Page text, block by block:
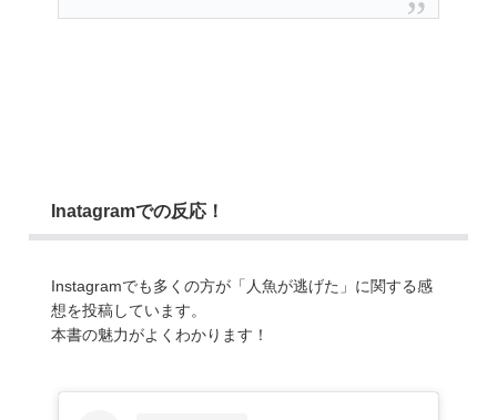
Inatagramでの反応！
Instagramでも多くの方が「人魚が逃げた」に関する感
想を投稿しています。
本書の魅力がよくわかります！